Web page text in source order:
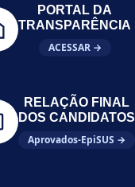
PORTAL DA
TRANSPARÊNCIA
ACESSAR →
RELAÇÃO FINAL
DOS CANDIDATOS
Aprovados-EpiSUS →